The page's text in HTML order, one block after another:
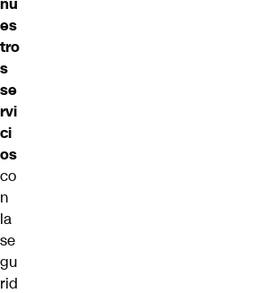
es
tro
s
se
rvi
ci
os
co
n
la
se
gu
rid